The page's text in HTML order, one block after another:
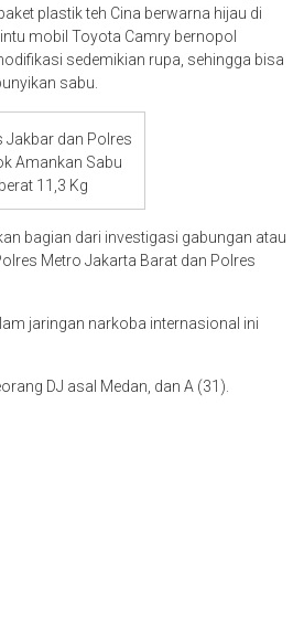
plastik teh Cina berwarna hijau di
mobil Toyota Camry bernopol
sedemikian rupa, sehingga bisa
sabu.
Jakbar dan Polres
Amankan Sabu
11,3 Kg
bagian dari investigasi gabungan atau
Metro Jakarta Barat dan Polres
jaringan narkoba internasional ini
DJ asal Medan, dan A (31).